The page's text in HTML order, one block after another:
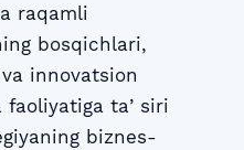
raqamli
bosqichlari,
innovatsion
faoliyatiga taʼsiri
biznes-